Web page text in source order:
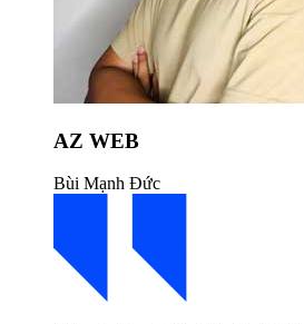
AZ WEB
Bùi Mạnh Đức